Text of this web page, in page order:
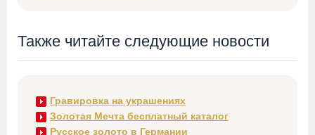
Также читайте следующие новости
Гравировка на украшениях
Золотая Мечта бесплатный каталог
Русское золото в Германии